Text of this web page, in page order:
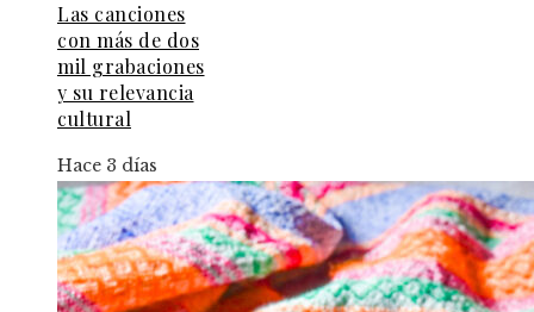
Las canciones
con más de dos
mil grabaciones
y su relevancia
cultural
Hace 3 días